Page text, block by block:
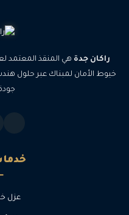
راكان جدة هي المنقذ المعتمد
خيوط الأمان لمبناك عبر حلول
عزل